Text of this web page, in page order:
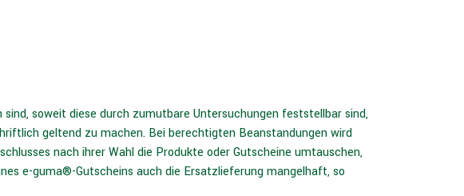
soweit diese durch zumutbare Untersuchungen feststellbar sind,
geltend zu machen. Bei berechtigten Beanstandungen wird
nach ihrer Wahl die Produkte oder Gutscheine umtauschen,
e-guma®-Gutscheins auch die Ersatzlieferung mangelhaft, so